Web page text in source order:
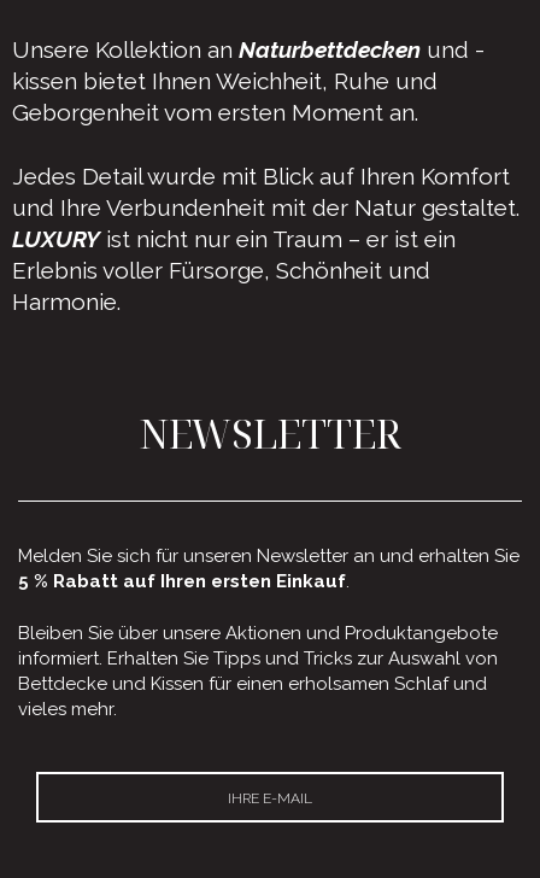
Unsere Kollektion an Naturbettdecken und -
kissen bietet Ihnen Weichheit, Ruhe und
Geborgenheit vom ersten Moment an.
Jedes Detail wurde mit Blick auf Ihren Komfort
und Ihre Verbundenheit mit der Natur gestaltet.
LUXURY ist nicht nur ein Traum – er ist ein
Erlebnis voller Fürsorge, Schönheit und
Harmonie.
NEWSLETTER
Melden Sie sich für unseren Newsletter an und erhalten Sie
5 % Rabatt auf Ihren ersten Einkauf.
Bleiben Sie über unsere Aktionen und Produktangebote
informiert. Erhalten Sie Tipps und Tricks zur Auswahl von
Bettdecke und Kissen für einen erholsamen Schlaf und
vieles mehr.